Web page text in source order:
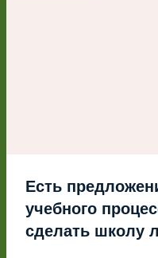
Есть
учебного
сделать школу